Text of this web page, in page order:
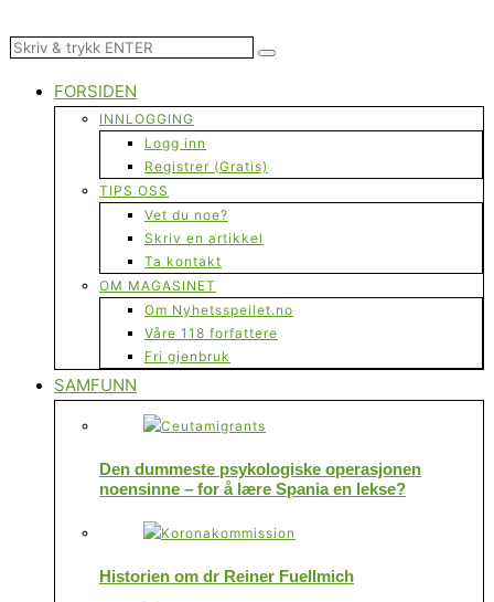
FORSIDEN
INNLOGGING
Logg inn
Registrer (Gratis)
TIPS OSS
Vet du noe?
Skriv en artikkel
Ta kontakt
OM MAGASINET
Om Nyhetsspeilet.no
Våre 118 forfattere
Fri gjenbruk
SAMFUNN
Den dummeste psykologiske operasjonen
noensinne – for å lære Spania en lekse?
Historien om dr Reiner Fuellmich